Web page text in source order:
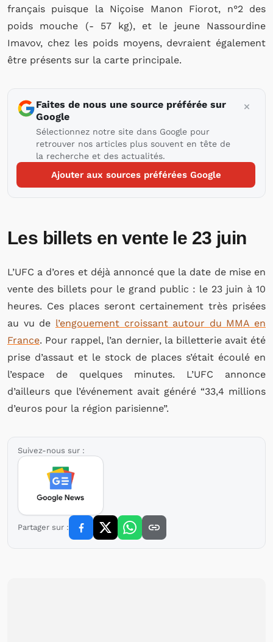
français puisque la Niçoise Manon Fiorot, n°2 des
poids mouche (- 57 kg), et le jeune Nassourdine
Imavov, chez les poids moyens, devraient également
être présents sur la carte principale.
Faites de nous une source préférée sur
Google
Sélectionnez notre site dans Google pour
retrouver nos articles plus souvent en tête de
la recherche et des actualités.
Ajouter aux sources préférées Google
Les billets en vente le 23 juin
L’UFC a d’ores et déjà annoncé que la date de mise en
vente des billets pour le grand public : le 23 juin à 10
heures. Ces places seront certainement très prisées
au vu de l’engouement croissant autour du MMA en
France. Pour rappel, l’an dernier, la billetterie avait été
prise d’assaut et le stock de places s’était écoulé en
l’espace de quelques minutes. L’UFC annonce
d’ailleurs que l’événement avait généré “33,4 millions
d’euros pour la région parisienne”.
Suivez-nous sur :
Partager sur :